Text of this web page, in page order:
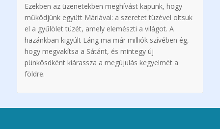
Ezekben az üzenetekben meghívást kapunk, hogy
működjünk együtt Máriával: a szeretet tüzével oltsuk
el a gyűlölet tüzét, amely elemészti a világot. A
hazánkban kigyúlt Láng ma már milliók szívében ég,
hogy megvakítsa a Sátánt, és mintegy új
pünkösdként kiárassza a megújulás kegyelmét a
földre.